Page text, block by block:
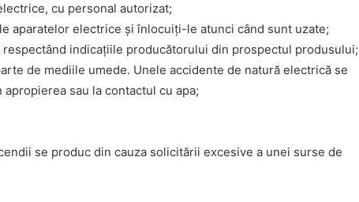
cu personal autorizat;
aparatelor electrice şi înlocuiţi-le atunci când sunt uzate;
indicaţiile producătorului din prospectul produsului;
de mediile umede. Unele accidente de natură electrică se
sau la contactul cu apa;
se produc din cauza solicitării excesive a unei surse de